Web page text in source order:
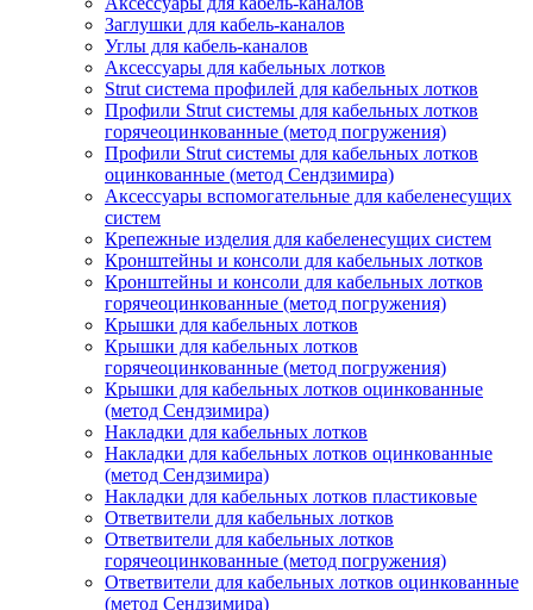
Заглушки для кабель-каналов
Углы для кабель-каналов
Аксессуары для кабельных лотков
Strut система профилей для кабельных лотков
Профили Strut системы для кабельных лотков
горячеоцинкованные (метод погружения)
Профили Strut системы для кабельных лотков
оцинкованные (метод Сендзимира)
Аксессуары вспомогательные для кабеленесущих
систем
Крепежные изделия для кабеленесущих систем
Кронштейны и консоли для кабельных лотков
Кронштейны и консоли для кабельных лотков
горячеоцинкованные (метод погружения)
Крышки для кабельных лотков
Крышки для кабельных лотков
горячеоцинкованные (метод погружения)
Крышки для кабельных лотков оцинкованные
(метод Сендзимира)
Накладки для кабельных лотков
Накладки для кабельных лотков оцинкованные
(метод Сендзимира)
Накладки для кабельных лотков пластиковые
Ответвители для кабельных лотков
Ответвители для кабельных лотков
горячеоцинкованные (метод погружения)
Ответвители для кабельных лотков оцинкованные
(метод Сендзимира)